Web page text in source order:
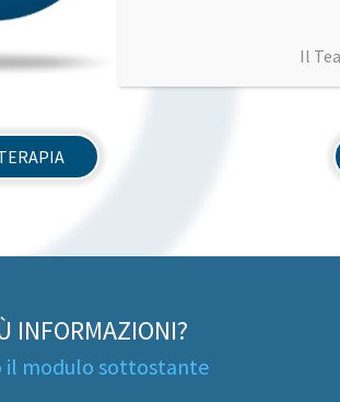
INFORMAZIONI?
il modulo sottostante
Il